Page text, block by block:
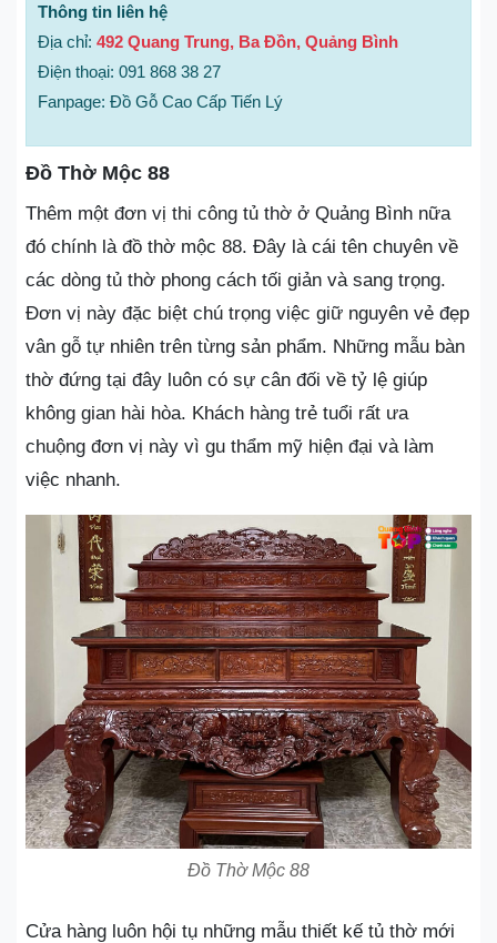
Thông tin liên hệ
Địa chỉ: 492 Quang Trung, Ba Đồn, Quảng Bình
Điện thoại: 091 868 38 27
Fanpage: Đồ Gỗ Cao Cấp Tiến Lý
Đồ Thờ Mộc 88
Thêm một đơn vị thi công tủ thờ ở Quảng Bình nữa
đó chính là đồ thờ mộc 88. Đây là cái tên chuyên về
các dòng tủ thờ phong cách tối giản và sang trọng.
Đơn vị này đặc biệt chú trọng việc giữ nguyên vẻ đẹp
vân gỗ tự nhiên trên từng sản phẩm. Những mẫu bàn
thờ đứng tại đây luôn có sự cân đối về tỷ lệ giúp
không gian hài hòa. Khách hàng trẻ tuổi rất ưa
chuộng đơn vị này vì gu thẩm mỹ hiện đại và làm
việc nhanh.
Đồ Thờ Mộc 88
Cửa hàng luôn hội tụ những mẫu thiết kế tủ thờ mới